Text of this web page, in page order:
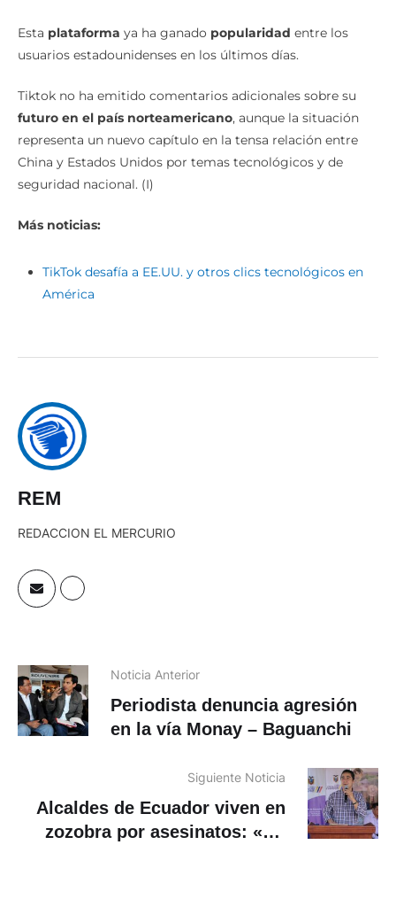
Esta plataforma ya ha ganado popularidad entre los
usuarios estadounidenses en los últimos días.
Tiktok no ha emitido comentarios adicionales sobre su
futuro en el país norteamericano, aunque la situación
representa un nuevo capítulo en la tensa relación entre
China y Estados Unidos por temas tecnológicos y de
seguridad nacional. (I)
Más noticias:
TikTok desafía a EE.UU. y otros clics tecnológicos en
América
REM
REDACCION EL MERCURIO
Noticia Anterior
Periodista denuncia agresión
en la vía Monay – Baguanchi
Siguiente Noticia
Alcaldes de Ecuador viven en
zozobra por asesinatos: «No